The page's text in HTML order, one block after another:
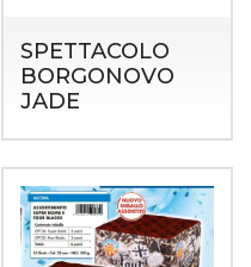
SPETTACOLO
BORGONOVO
JADE